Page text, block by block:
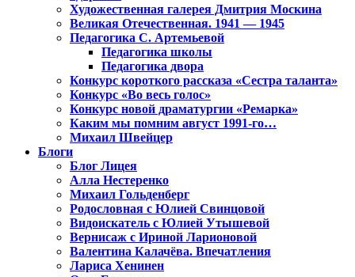
Художественная галерея Дмитрия Москина
Великая Отечественная. 1941 — 1945
Педагогика С. Артемьевой
Педагогика школы
Педагогика двора
Конкурс короткого рассказа «Сестра таланта»
Конкурс «Во весь голос»
Конкурс новой драматургии «Ремарка»
Каким мы помним август 1991-го…
Михаил Швейцер
Блоги
Блог Лицея
Алла Нестеренко
Михаил Гольденберг
Родословная с Юлией Свинцовой
Видоискатель с Юлией Утышевой
Вернисаж с Ириной Ларионовой
Валентина Калачёва. Впечатления
Лариса Хенинен